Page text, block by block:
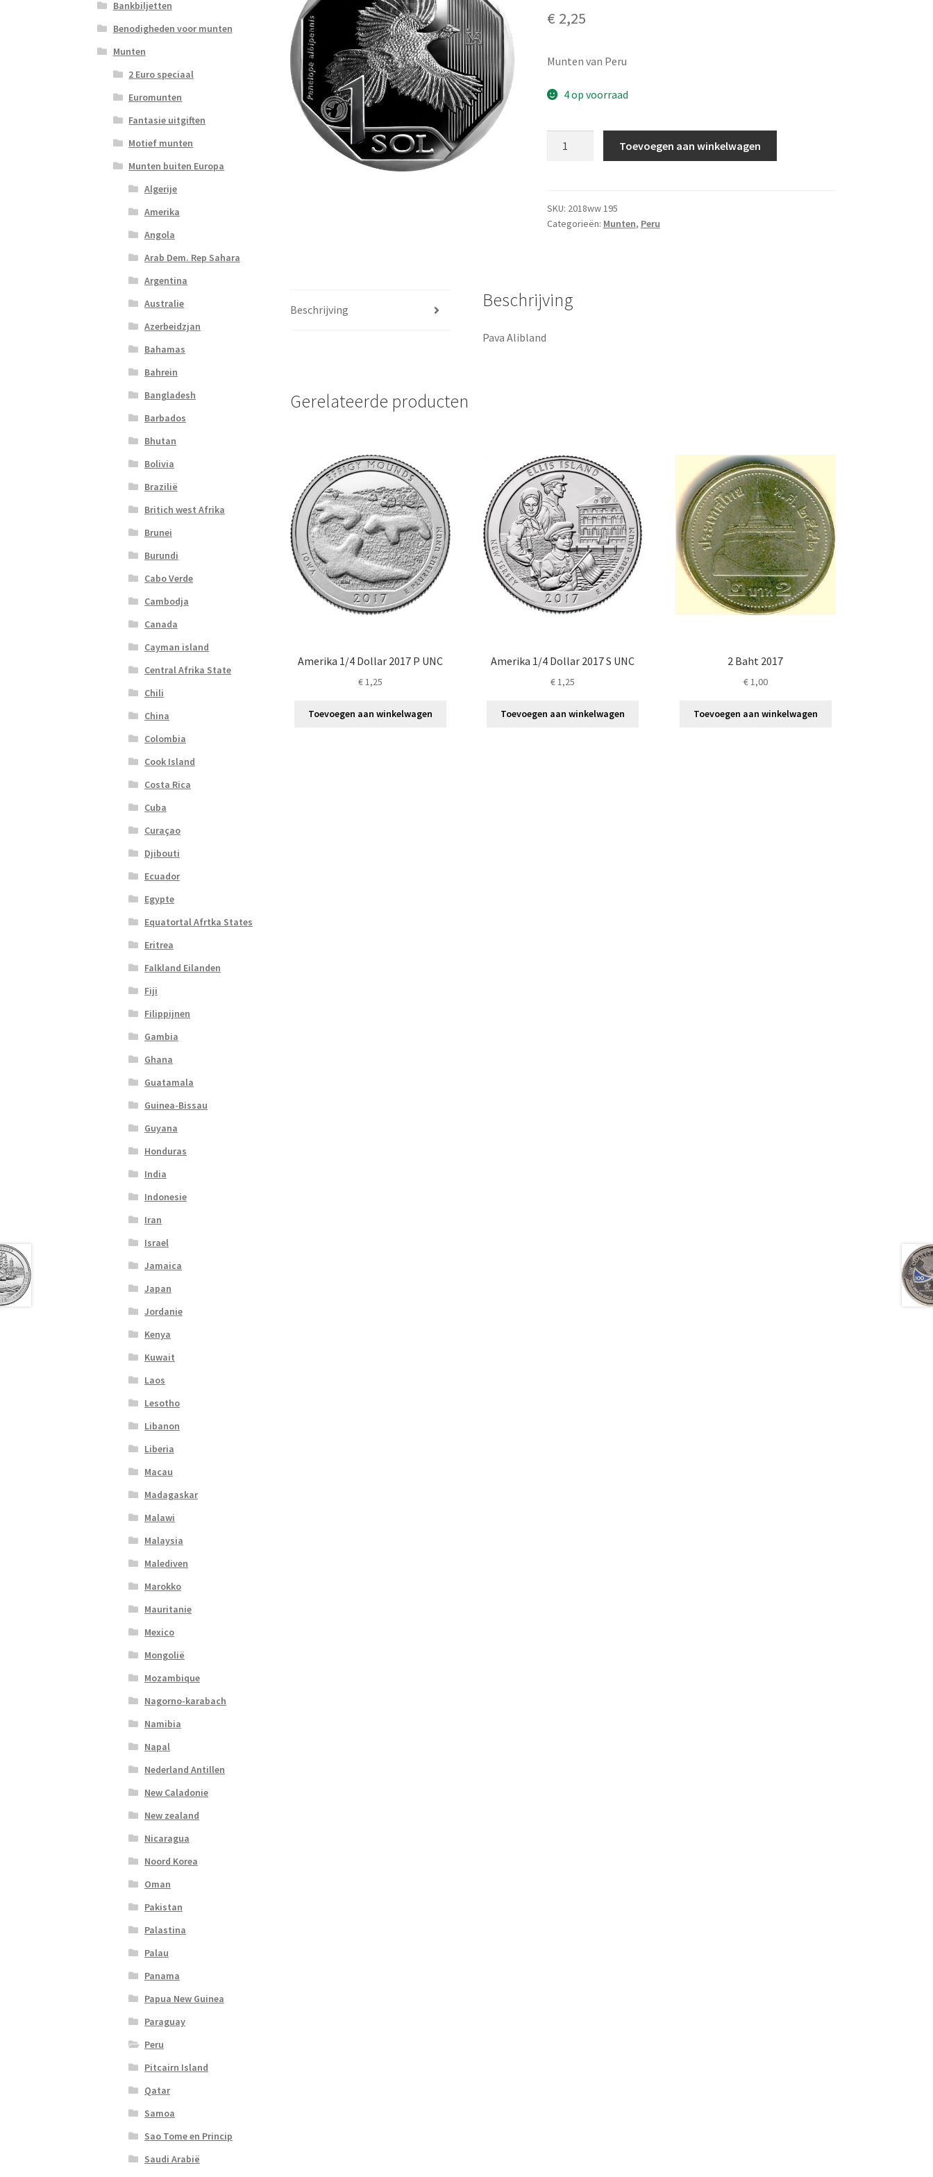
€ 2,25
Munten van Peru
4 op voorraad
aantal
Toevoegen aan winkelwagen
SKU: 2018ww 195
Categorieën: Munten, Peru
Beschrijving Beschrijving
Pava Alibland
Gerelateerde producten
Amerika 1/4 Dollar 2017 P UNC
€1,25
Toevoegen aan winkelwagen
Amerika 1/4 Dollar 2017 S UNC
€ 1,25
Toevoegen aan winkelwagen
2 Baht 2017
€1,00
Toevoegen aan winkelwagen
Bankbiljetten
Benodigheden voor munten
Munten
2 Euro speciaal
Euromunten
Fantasie uitgiften
Motief munten
Munten buiten Europa
Algerije
Amerika
Angola
Arab Dem. Rep Sahara
Argentina
Australie
Azerbeidzjan
Bahamas
Bahrein
Bangladesh
Barbados
Bhutan
Bolivia
Brazilië
Britich west Afrika
Brunei
Burundi
Cabo Verde
Cambodja
Canada
Cayman island
Central Afrika State
Chili
China
Colombia
Cook Island
Costa Rica
Cuba
Curaçao
Djibouti
Ecuador
Egypte
Equatortal Afrtka States
Eritrea
Falkland Eilanden
Fiji
Filippijnen
Gambia
Ghana
Guatamala
Guinea-Bissau
Guyana
Honduras
India
Indonesie
Iran
Israel
Jamaica
Japan
Jordanie
Kenya
Kuwait
Laos
Lesotho
Libanon
Liberia
Macau
Madagaskar
Malawi
Malaysia
Malediven
Marokko
Mauritanie
Mexico
Mongolië
Mozambique
Nagorno-karabach
Namibia
Napal
Nederland Antillen
New Caladonie
New zealand
Nicaragua
Noord Korea
Oman
Pakistan
Palastina
Palau
Panama
Papua New Guinea
Paraguay
Peru
Pitcairn Island
Qatar
Samoa
Sao Tome en Princip
Saudi Arabië